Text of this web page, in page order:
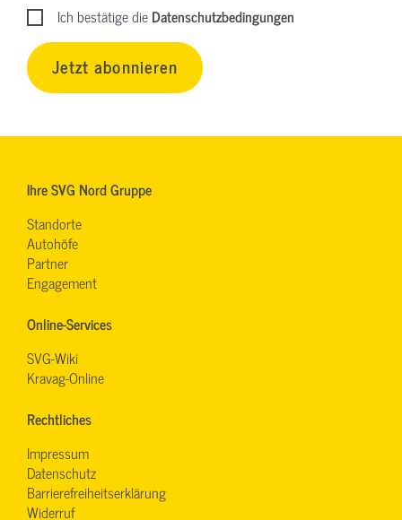
Ich bestätige dieDatenschutzbedingungen
Jetzt abonnieren
Ihre SVG Nord Gruppe
Standorte
Autohöfe
Partner
Engagement
Online-Services
SVG-Wiki
Kravag-Online
Rechtliches
Impressum
Datenschutz
Barrierefreiheitserklärung
Widerruf